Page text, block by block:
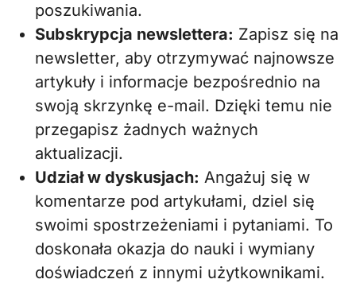
poszukiwania.
Subskrypcja newslettera: Zapisz się na
newsletter, aby otrzymywać najnowsze
artykuły i informacje bezpośrednio na
swoją skrzynkę e-mail. Dzięki temu nie
przegapisz żadnych ważnych
aktualizacji.
Udział w dyskusjach: Angażuj się w
komentarze pod artykułami, dziel się
swoimi spostrzeżeniami i pytaniami. To
doskonała okazja do nauki i wymiany
doświadczeń z innymi użytkownikami.